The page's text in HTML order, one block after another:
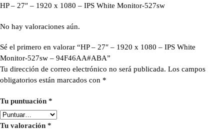
HP – 27″ – 1920 x 1080 – IPS White Monitor-527sw
No hay valoraciones aún.
Sé el primero en valorar “HP – 27″ – 1920 x 1080 – IPS White
Monitor-527sw – 94F46AA#ABA”
Tu dirección de correo electrónico no será publicada. Los campos
obligatorios están marcados con *
Tu puntuación *
Tu valoración *